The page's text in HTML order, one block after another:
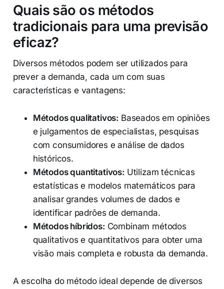
Quais são os métodos
tradicionais para uma previsão
eficaz?
Diversos métodos podem ser utilizados para
prever a demanda, cada um com suas
características e vantagens:
Métodos qualitativos: Baseados em opiniões
e julgamentos de especialistas, pesquisas
com consumidores e análise de dados
históricos.
Métodos quantitativos: Utilizam técnicas
estatísticas e modelos matemáticos para
analisar grandes volumes de dados e
identificar padrões de demanda.
Métodos híbridos: Combinam métodos
qualitativos e quantitativos para obter uma
visão mais completa e robusta da demanda.
A escolha do método ideal depende de diversos